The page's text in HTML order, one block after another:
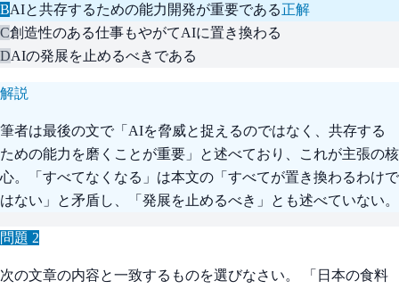
BAIと共存するための能力開発が重要である正解
C創造性のある仕事もやがてAIに置き換わる
DAIの発展を止めるべきである
解説
筆者は最後の文で「AIを脅威と捉えるのではなく、共存する
ための能力を磨くことが重要」と述べており、これが主張の核
心。「すべてなくなる」は本文の「すべてが置き換わるわけで
はない」と矛盾し、「発展を止めるべき」とも述べていない。
問題 2
次の文章の内容と一致するものを選びなさい。 「日本の食料